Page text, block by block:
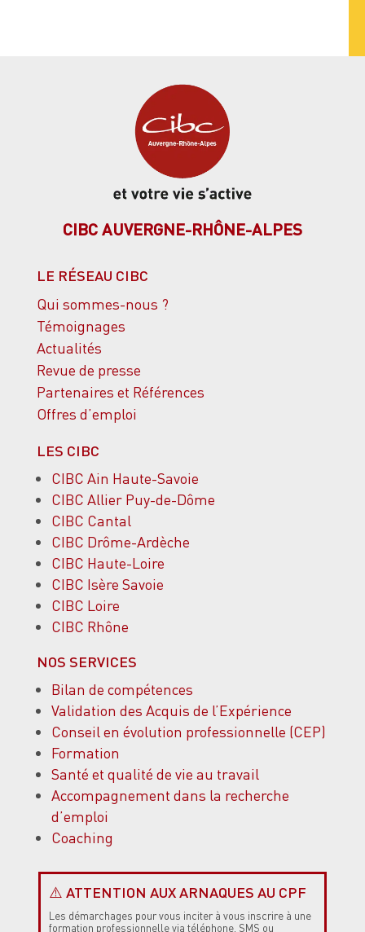
CIBC AUVERGNE-RHÔNE-ALPES
LE RÉSEAU CIBC
Qui sommes-nous ?
Témoignages
Actualités
Revue de presse
Partenaires et Références
Offres d’emploi
LES CIBC
CIBC Ain Haute-Savoie
CIBC Allier Puy-de-Dôme
CIBC Cantal
CIBC Drôme-Ardèche
CIBC Haute-Loire
CIBC Isère Savoie
CIBC Loire
CIBC Rhône
NOS SERVICES
Bilan de compétences
Validation des Acquis de l’Expérience
Conseil en évolution professionnelle (CEP)
Formation
Santé et qualité de vie au travail
Accompagnement dans la recherche
d’emploi
Coaching
⚠️ ATTENTION AUX ARNAQUES AU CPF
Les démarchages pour vous inciter à vous inscrire à une
formation professionnelle via téléphone, SMS ou